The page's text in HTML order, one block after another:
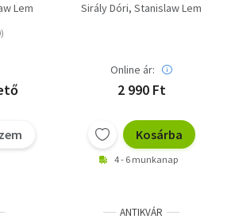
Lem Sirály Dóri Stanislaw Lem
Online ár:
2 990 Ft
Kosárba
4 - 6 munkanap
ANTIKVÁR